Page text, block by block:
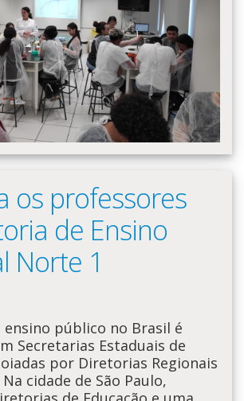
os professores
de Ensino
Norte 1
ensino público no Brasil é
Secretarias Estaduais de
por Diretorias Regionais
cidade de São Paulo,